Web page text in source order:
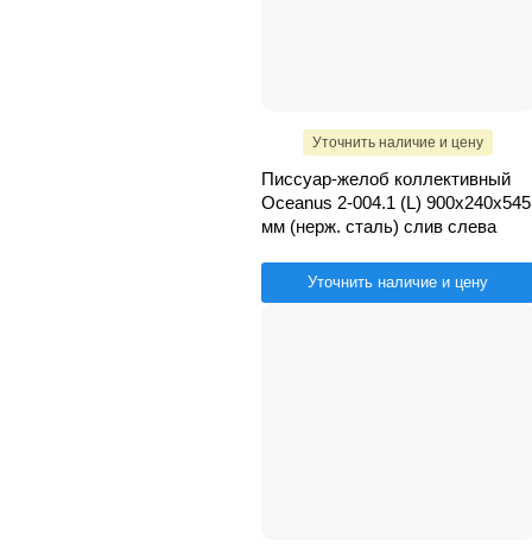
Уточнить наличие и цену
Писсуар-желоб коллективный
Oceanus 2-004.1 (L) 900х240х545
мм (нерж. сталь) слив слева
Уточнить наличие и цену